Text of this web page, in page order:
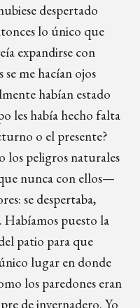
despertado
lo único que
expandirse con
se me hacían ojos
habían estado
les había hecho falta
o el presente?
los peligros naturales
nunca con ellos—
se despertaba,
Habíamos puesto la
patio para que
lugar en donde
los paredones eran
de invernadero. Yo